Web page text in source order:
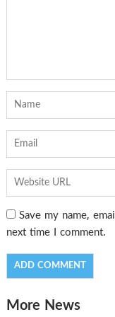
Save my name,
next time I comment.
More News